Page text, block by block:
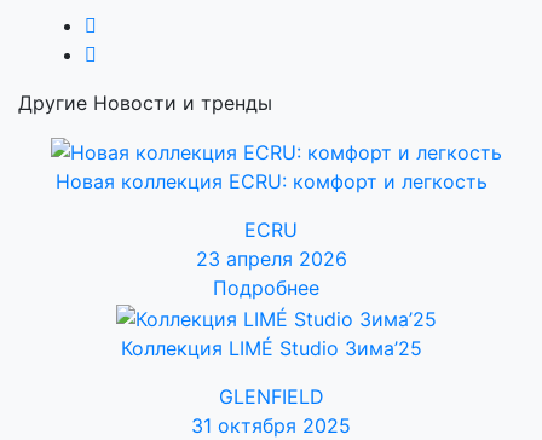
Другие Новости и тренды
Новая коллекция ECRU: комфорт и легкость
ECRU
23 апреля 2026
Подробнее
Коллекция LIMÉ Studio Зима’25
GLENFIELD
31 октября 2025